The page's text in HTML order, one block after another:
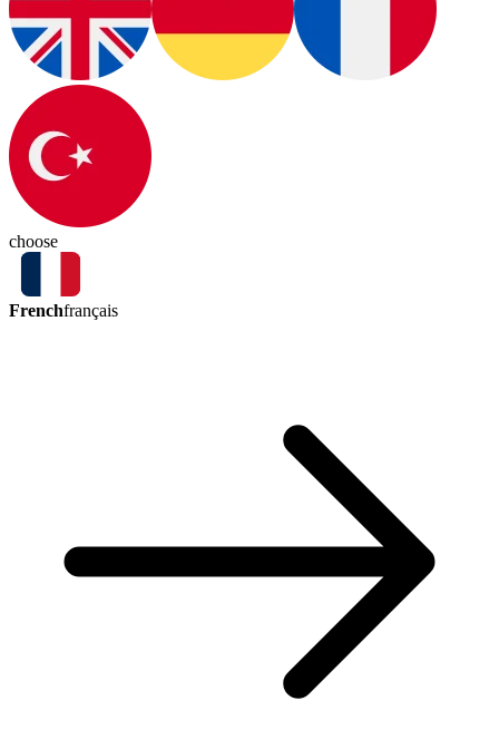
choose
Frenchfrançais